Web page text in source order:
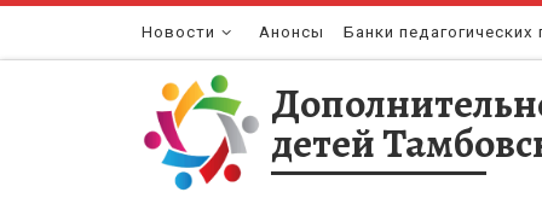
Перейти к содержимому
Новости Анонсы Банки педагогических
детей